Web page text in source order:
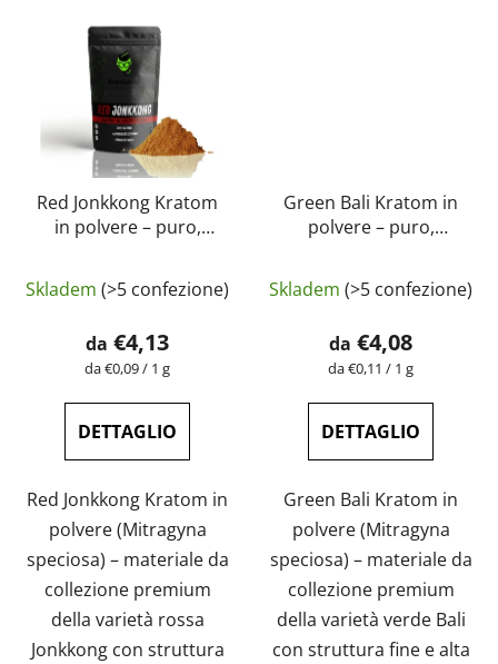
Red Jonkkong Kratom
in polvere – puro,
laboratorio |
GreenGuru
Skladem (>5 confezione)
da €4,13
Prezzo
misura:
da €0,09 / 1 g
DETTAGLIO
Red Jonkkong Kratom in
polvere (Mitragyna
speciosa) – materiale da
collezione premium
della varietà rossa
Jonkkong con struttura
Green Bali Kratom in
polvere – puro,
laboratorio |
GreenGuruvalutazione
media
del
è
5
stelle.
Skladem (>5 confezione)
da €4,08
Prezzo
misura:
da €0,11 / 1 g
DETTAGLIO
Green Bali Kratom in
polvere (Mitragyna
speciosa) – materiale da
collezione premium
della varietà verde Bali
con struttura fine e alta